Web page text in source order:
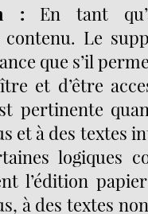
: En tant
contenu. Le
que s’il
et d’être
pertinente
et à des textes
logiques
l’édition
à des textes